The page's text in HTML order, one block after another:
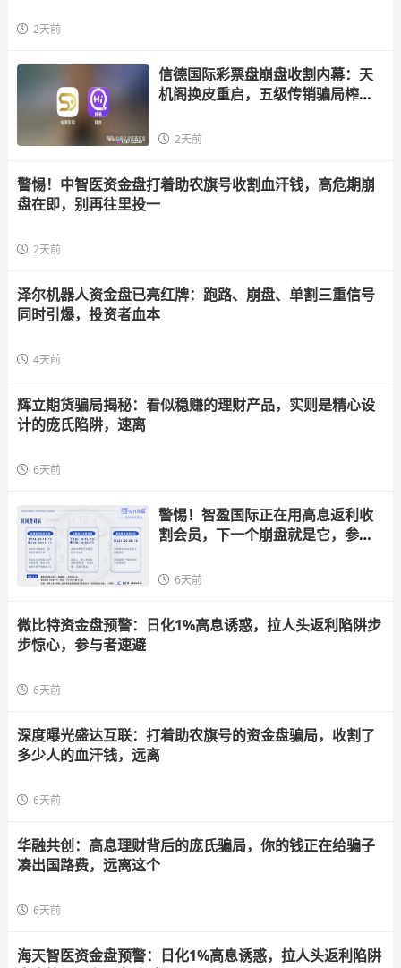
2天前
信德国际彩票盘崩盘收割内幕：天
机阁换皮重启，五级传销骗局榨干
2天前
警惕！中智医资金盘打着助农旗号收割血汗钱，高危期崩
盘在即，别再往里投一
2天前
泽尔机器人资金盘已亮红牌：跑路、崩盘、单割三重信号
同时引爆，投资者血本
4天前
辉立期货骗局揭秘：看似稳赚的理财产品，实则是精心设
计的庞氏陷阱，速离
6天前
警惕！智盈国际正在用高息返利收
割会员，下一个崩盘就是它，参与
6天前
微比特资金盘预警：日化1%高息诱惑，拉人头返利陷阱步
步惊心，参与者速避
6天前
深度曝光盛达互联：打着助农旗号的资金盘骗局，收割了
多少人的血汗钱，远离
6天前
华融共创：高息理财背后的庞氏骗局，你的钱正在给骗子
凑出国路费，远离这个
6天前
海天智医资金盘预警：日化1%高息诱惑，拉人头返利陷阱